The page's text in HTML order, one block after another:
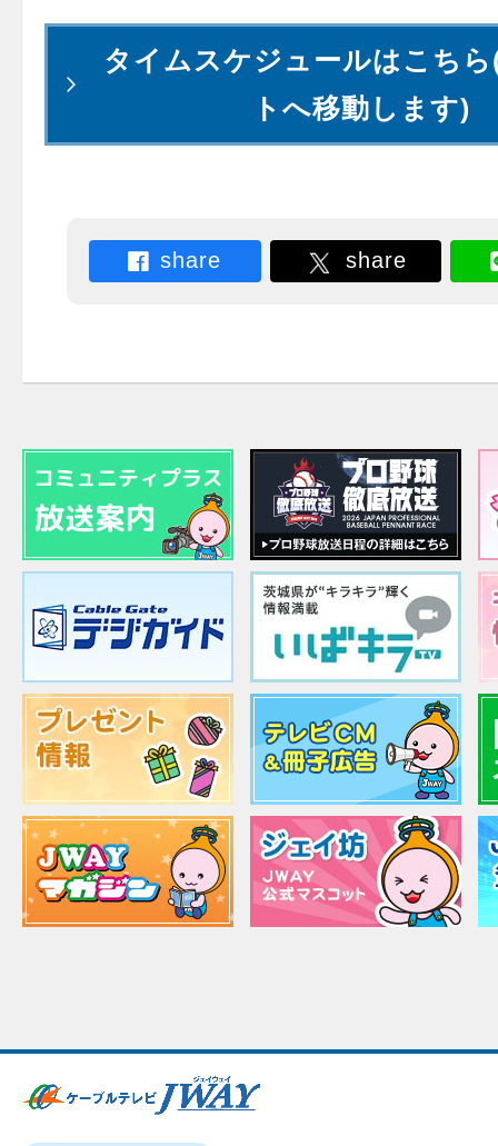
タイムスケジュールはこち
トへ移動します)
share share